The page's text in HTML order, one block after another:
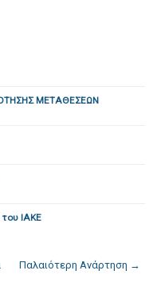
ΜΕΤΑΘΕΣΕΩΝ
του ΙΑΚΕ
Παλαιότερη Ανάρτηση →